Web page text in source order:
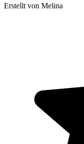
Erstellt von Melina